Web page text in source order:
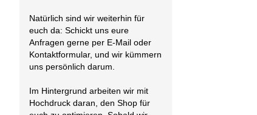
Natürlich sind wir weiterhin für
euch da: Schickt uns eure
Anfragen gerne per E-Mail oder
Kontaktformular, und wir kümmern
uns persönlich darum.
Im Hintergrund arbeiten wir mit
Hochdruck daran, den Shop für